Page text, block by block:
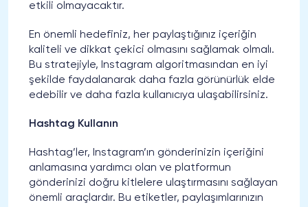
etkili olmayacaktır.
En önemli hedefiniz, her paylaştığınız içeriğin
kaliteli ve dikkat çekici olmasını sağlamak olmalı.
Bu stratejiyle, Instagram algoritmasından en iyi
şekilde faydalanarak daha fazla görünürlük elde
edebilir ve daha fazla kullanıcıya ulaşabilirsiniz.
Hashtag Kullanın
Hashtag’ler, Instagram’ın gönderinizin içeriğini
anlamasına yardımcı olan ve platformun
gönderinizi doğru kitlelere ulaştırmasını sağlayan
önemli araçlardır. Bu etiketler, paylaşımlarınızın